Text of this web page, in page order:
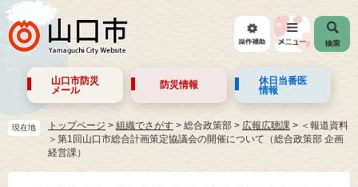
山口市防災
メール
防災情報
休日当番医
情報
現在地 トップページ > 組織でさがす > 総合政策部 > 広報広聴課 > ＜報道資料
＞第1回山口市総合計画策定協議会の開催について（総合政策部 企画
経営課）